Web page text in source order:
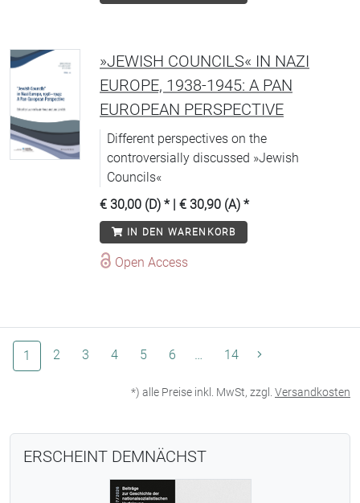
»JEWISH COUNCILS« IN NAZI
EUROPE, 1938-1945: A PAN
EUROPEAN PERSPECTIVE
Different perspectives on the
controversially discussed »Jewish
Councils«
€ 30,00 (D) * | € 30,90 (A) *
IN DEN WARENKORB
Open Access
1 (aktuelle Seite)
2 3 4 5 6 … 14
*) alle Preise inkl. MwSt, zzgl. Versandkosten
ERSCHEINT DEMNÄCHST